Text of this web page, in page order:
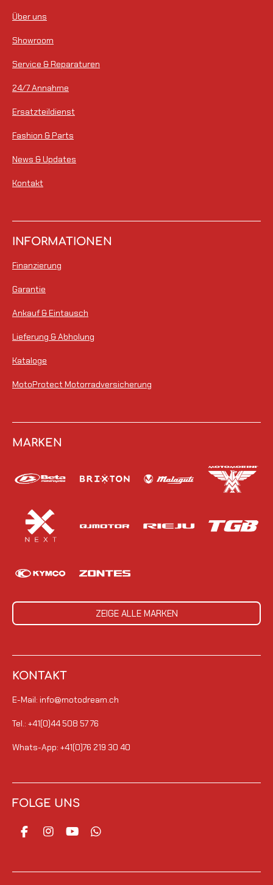
Über uns
Showroom
Service & Reparaturen
24/7 Annahme
Ersatzteildienst
Fashion & Parts
News & Updates
Kontakt
INFORMATIONEN
Finanzierung
Garantie
Ankauf & Eintausch
Lieferung & Abholung
Kataloge
MotoProtect Motorradversicherung
MARKEN
ZEIGE ALLE MARKEN
KONTAKT
E-Mail: info@motodream.ch
Tel.: +41(0)44 508 57 76
Whats-App: +41(0)76 219 30 40
FOLGE UNS
F
e
I
t
Y
T
W
t